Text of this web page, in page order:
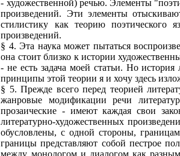
- художественной) речью. Элементы
произведений. Эти элементы
стилистику как теорию поэтического
произведений.
§ 4. Эта наука может пытаться
она стоит близко к истории
- не есть задача моей статьи. Но
принципы этой теории я и хочу здесь
§ 5. Прежде всего перед теорией
жанровые модификации речи
прозаические - имеют каждая свои
литературно-художественных
обусловлены, с одной стороны,
границы представляют собой пестрое
между монологом и диалогом как